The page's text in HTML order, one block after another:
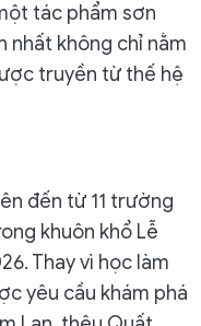
tác phẩm sơn
nhất không chỉ nằm
truyền từ thế hệ
đến từ 11 trường
khuôn khổ Lễ
Thay vì học làm
yêu cầu khám phá